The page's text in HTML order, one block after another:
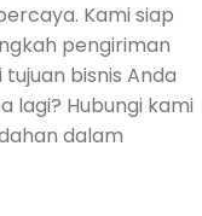
Kami siap
pengiriman
bisnis Anda
lagi? Hubungi kami
dalam